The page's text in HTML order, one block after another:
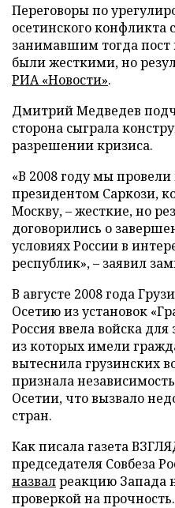
Переговоры по
осетинского конфликта
занимавшим тогда
были жесткими, но
РИА «Новости».
Дмитрий Медведев
сторона сыграла
разрешении кризиса.
«В 2008 году мы
президентом Саркози,
Москву, – жесткие, но
договорились о
условиях России в
республик», – заявил
В августе 2008 года
Осетию из установок
Россия ввела войска
из которых имели
вытеснила грузинских
признала
Осетии, что вызвало
стран.
Как писала газета
председателя Совбеза
назвалреакцию Запада
проверкой на прочность.